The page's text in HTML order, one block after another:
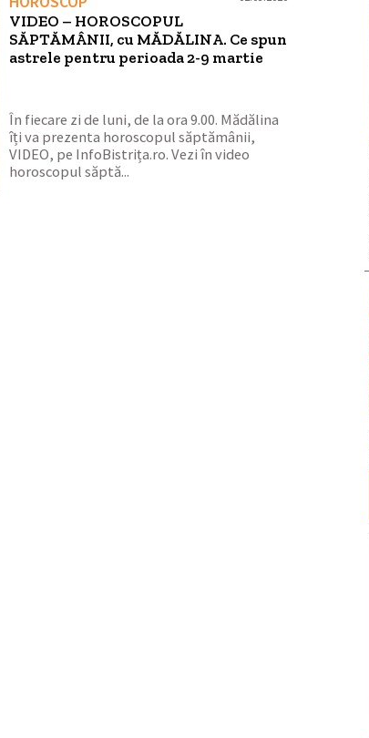
VIDEO – HOROSCOPUL
SĂPTĂMÂNII, cu MĂDĂLINA. Ce spun
astrele pentru perioada 2-9 martie
În fiecare zi de luni, de la ora 9.00. Mădălina
îți va prezenta horoscopul săptămânii,
VIDEO, pe InfoBistrița.ro. Vezi în video
horoscopul săptă...